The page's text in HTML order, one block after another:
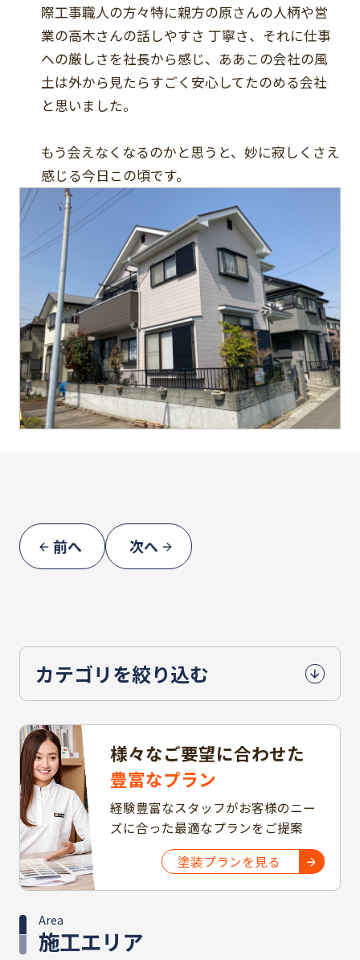
際工事職人の方々特に親方の原さんの人柄や営
業の高木さんの話しやすさ 丁寧さ、それに仕事
への厳しさを社長から感じ、ああこの会社の風
土は外から見たらすごく安心してたのめる会社
と思いました。
もう会えなくなるのかと思うと、妙に寂しくさえ
感じる今日この頃です。
前へ 次へ
カテゴリを絞り込む
様々なご要望に合わせた
豊富なプラン
経験豊富なスタッフがお客様のニー
ズに合った最適なプランをご提案
塗装プランを見る
施工エリア
Area